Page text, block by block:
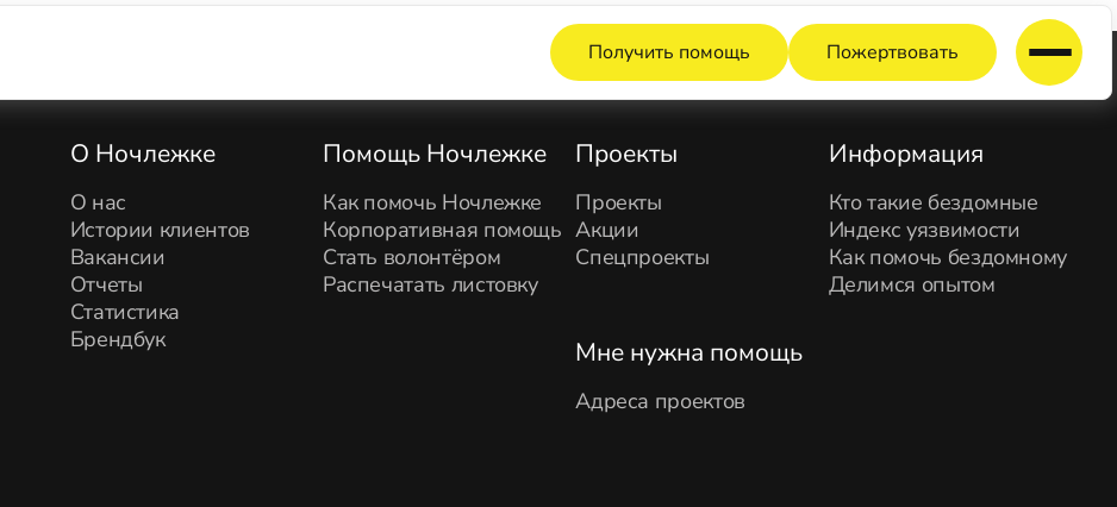
Получить помощь Пожертвовать
О Ночлежке
О нас
Истории клиентов
Вакансии
Отчеты
Статистика
Брендбук
Помощь Ночлежке
Как помочь Ночлежке
Корпоративная помощь
Стать волонтёром
Распечатать листовку
Проекты
Проекты
Акции
Спецпроекты
Информация
Кто такие бездомные
Индекс уязвимости
Как помочь бездомному
Делимся опытом
Мне нужна помощь
Адреса проектов